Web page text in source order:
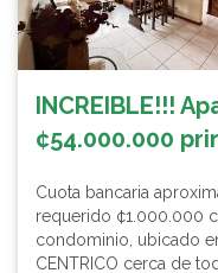
INCREIBLE!!!
¢54.000.000
Cuota bancaria
requerido ¢1.000.000
condominio, ubicado
CENTRICO cerca de